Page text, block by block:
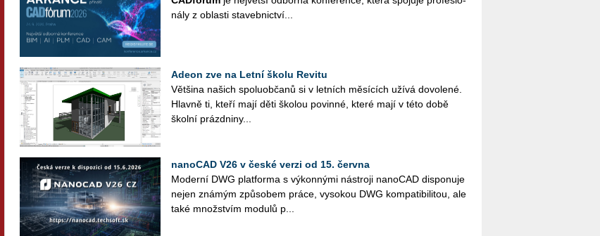
ná­ly z ob­las­ti sta­veb­nic­tví...
Adeon zve na Letní školu Revitu
Vět­ši­na na­šich spo­lu­ob­ča­nů si v let­ních mě­sí­cích užívá do­vo­le­né.
Hlav­ně ti, kteří mají děti ško­lou po­vin­né, které mají v této době
škol­ní prázd­ni­ny...
nanoCAD V26 v české verzi od 15. června
Mo­der­ní DWG plat­for­ma s vý­kon­ný­mi ná­stro­ji na­no­CAD dis­po­nu­je
nejen zná­mým způ­so­bem práce, vy­so­kou DWG kom­pa­ti­bi­li­tou, ale
také množ­stvím mo­du­lů p...